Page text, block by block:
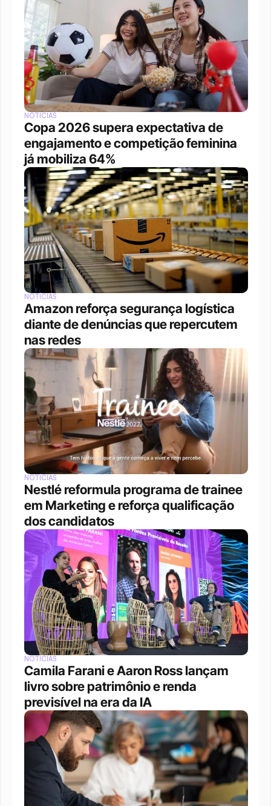
NOTÍCIAS
Copa 2026 supera expectativa de
engajamento e competição feminina
já mobiliza 64%
NOTÍCIAS
Amazon reforça segurança logística
diante de denúncias que repercutem
nas redes
NOTÍCIAS
Nestlé reformula programa de trainee
em Marketing e reforça qualificação
dos candidatos
NOTÍCIAS
Camila Farani e Aaron Ross lançam
livro sobre patrimônio e renda
previsível na era da IA